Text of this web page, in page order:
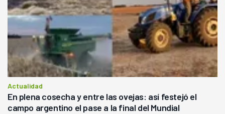
Actualidad
En plena cosecha y entre las ovejas: así festejó el
campo argentino el pase a la final del Mundial